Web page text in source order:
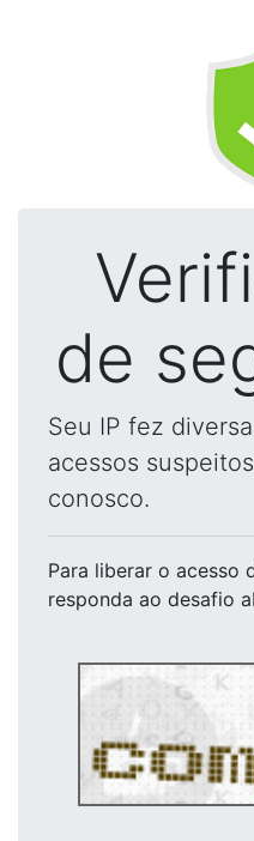
de
Seu IP fez
acessos
conosco.
Para liberar o acesso
responda ao desafio